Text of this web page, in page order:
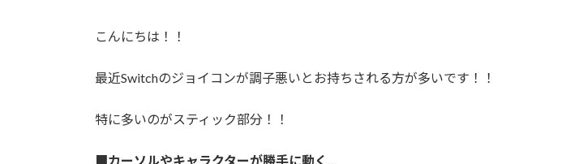
:
こんにちは！！
最近Switchのジョイコンが調子悪いとお持ちされる方が多いです！！
特に多いのがスティック部分！！
カーソルやキャラクターが勝手に動く...